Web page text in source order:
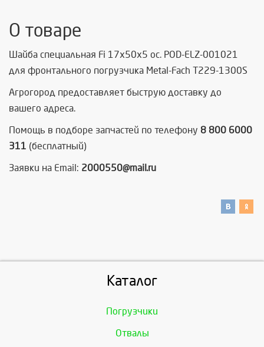
О товаре
Шайба специальная Fi 17x50x5 oc. POD-ELZ-001021
для фронтального погрузчика Metal-Fach T229-1300S
Агрогород предоставляет быструю доставку до
вашего адреса.
Помощь в подборе запчастей по телефону 8 800 6000
311 (бесплатный)
Заявки на Email: 2000550@mail.ru
Каталог
Погрузчики
Отвалы